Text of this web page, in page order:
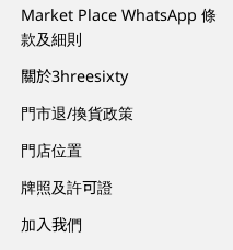
Market Place WhatsApp 條
款及細則
關於3hreesixty
門市退/換貨政策
門店位置
牌照及許可證
加入我們